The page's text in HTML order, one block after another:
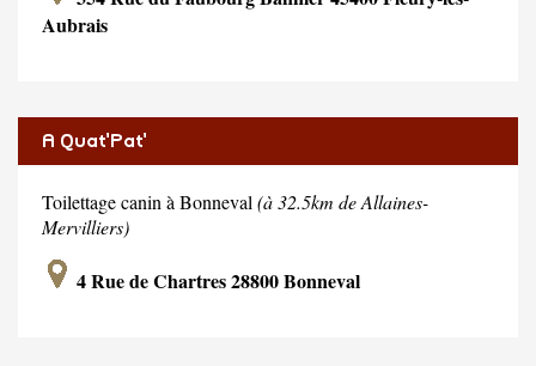
Aubrais
A Quat'Pat'
Toilettage canin à Bonneval (à 32.5km de Allaines-
Mervilliers)
4 Rue de Chartres 28800 Bonneval